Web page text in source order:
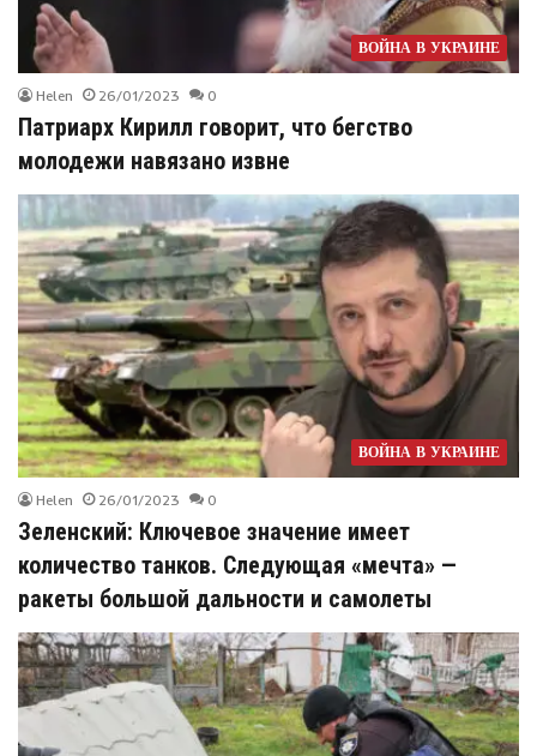
ВОЙНА В УКРАИНЕ
Helen 26/01/2023 0
Патриарх Кирилл говорит, что бегство
молодежи навязано извне
ВОЙНА В УКРАИНЕ
Helen 26/01/2023 0
Зеленский: Ключевое значение имеет
количество танков. Следующая «мечта» —
ракеты большой дальности и самолеты